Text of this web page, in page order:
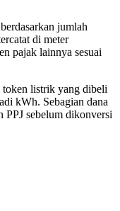
jumlah
di meter
pajak lainnya sesuai
token listrik yang dibeli
kWh. Sebagian dana
PPJ sebelum dikonversi